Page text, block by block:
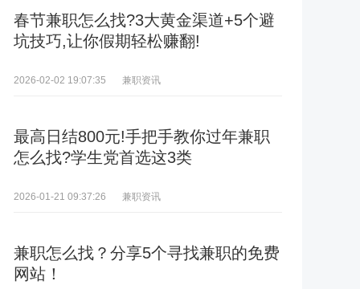
春节兼职怎么找?3大黄金渠道+5个避
坑技巧,让你假期轻松赚翻!
2026-02-02 19:07:35 兼职资讯
最高日结800元!手把手教你过年兼职
怎么找?学生党首选这3类
2026-01-21 09:37:26 兼职资讯
兼职怎么找？分享5个寻找兼职的免费
网站！